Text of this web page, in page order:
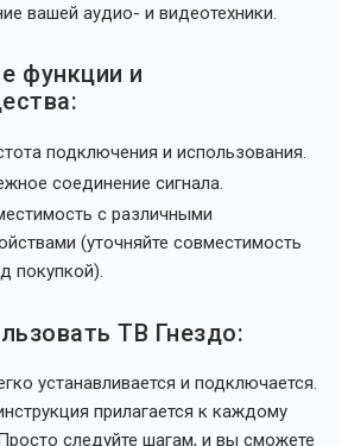
вашей аудио- и видеотехники.
функции и
подключения и использования.
соединение сигнала.
с различными
(уточняйте совместимость
покупкой).
ТВ Гнездо:
устанавливается и подключается.
прилагается к каждому
следуйте шагам, и вы сможете